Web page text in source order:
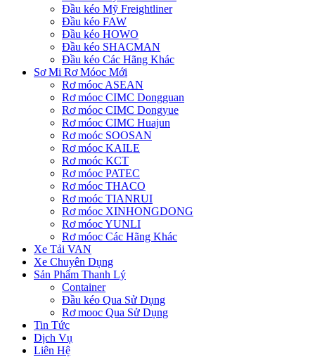
Đầu kéo Mỹ Freightliner
Đầu kéo FAW
Đầu kéo HOWO
Đầu kéo SHACMAN
Đầu kéo Các Hãng Khác
Sơ Mi Rơ Móoc Mới
Rơ móoc ASEAN
Rơ móoc CIMC Dongguan
Rơ móoc CIMC Dongyue
Rơ móoc CIMC Huajun
Rơ moóc SOOSAN
Rơ móoc KAILE
Rơ moóc KCT
Rơ móoc PATEC
Rơ móoc THACO
Rơ moóc TIANRUI
Rơ móoc XINHONGDONG
Rơ móoc YUNLI
Rơ móoc Các Hãng Khác
Xe Tải VAN
Xe Chuyên Dụng
Sản Phẩm Thanh Lý
Container
Đầu kéo Qua Sử Dụng
Rơ mooc Qua Sử Dụng
Tin Tức
Dịch Vụ
Liên Hệ